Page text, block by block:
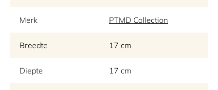
Merk PTMD Collection
Breedte 17 cm
Diepte 17 cm